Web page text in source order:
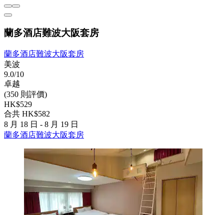
蘭多酒店難波大阪套房
蘭多酒店難波大阪套房
美波
9.0/10
卓越
(350 則評價)
HK$529
合共 HK$582
8 月 18 日 - 8 月 19 日
蘭多酒店難波大阪套房